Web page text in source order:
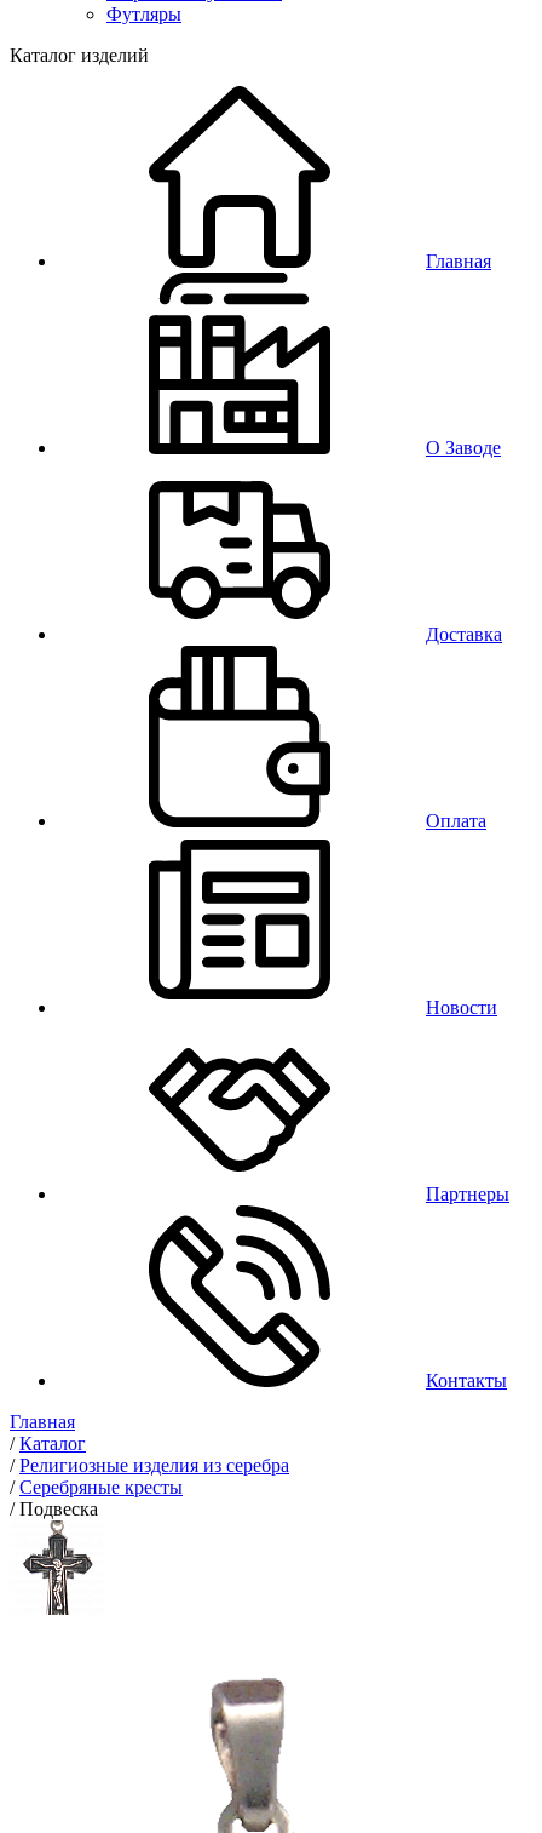
Футляры
Каталог изделий
Главная
О Заводе
Доставка
Оплата
Новости
Партнеры
Контакты
Главная
/Каталог
/Религиозные изделия из серебра
/Серебряные кресты
/Подвеска